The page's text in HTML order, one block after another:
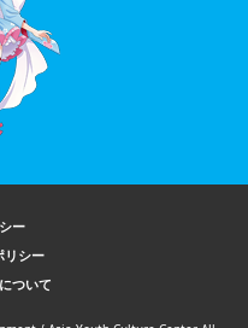
ー
リシー
ついて